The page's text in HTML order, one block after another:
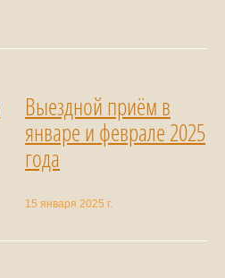
Выездной приём в
январе и феврале 2025
года
15 января 2025 г.